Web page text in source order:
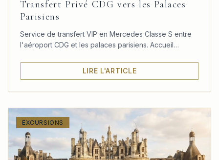
Transfert Privé CDG vers les Palaces
Parisiens
Service de transfert VIP en Mercedes Classe S entre
l'aéroport CDG et les palaces parisiens. Accueil
LIRE L'ARTICLE
EXCURSIONS